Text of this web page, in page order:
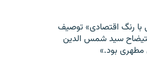
رنگ اقتصادی» توصيف
سيد شمس‌ الدين